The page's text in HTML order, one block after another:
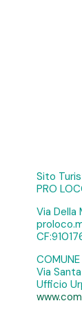
Sito
PRO
Via Della
Via
Ufficio